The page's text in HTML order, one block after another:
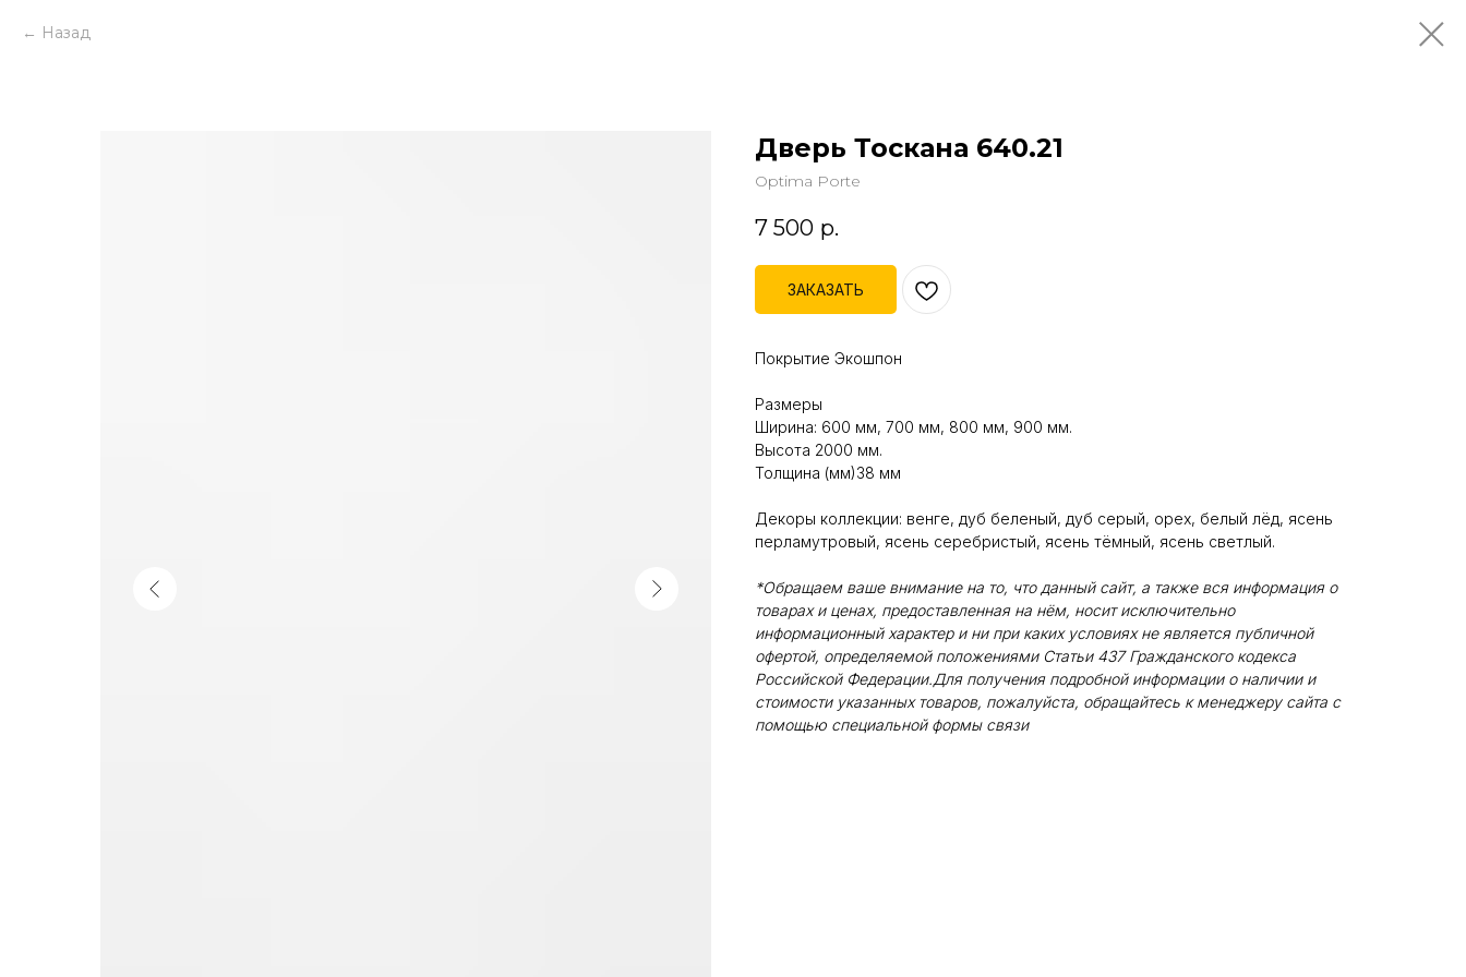
Назад
Дверь Тоскана 640.21
Optima Porte
7 500 р.
ЗАКАЗАТЬ
Покрытие Экошпон
Размеры
Ширина: 600 мм, 700 мм, 800 мм, 900 мм.
Высота 2000 мм.
Толщина (мм)38 мм
Декоры коллекции: венге, дуб беленый, дуб серый, орех, белый лёд, ясень
перламутровый, ясень серебристый, ясень тёмный, ясень светлый.
*Обращаем ваше внимание на то, что данный сайт, а также вся информация о
товарах и ценах, предоставленная на нём, носит исключительно
информационный характер и ни при каких условиях не является публичной
офертой, определяемой положениями Статьи 437 Гражданского кодекса
Российской Федерации.Для получения подробной информации о наличии и
стоимости указанных товаров, пожалуйста, обращайтесь к менеджеру сайта с
помощью специальной формы связи